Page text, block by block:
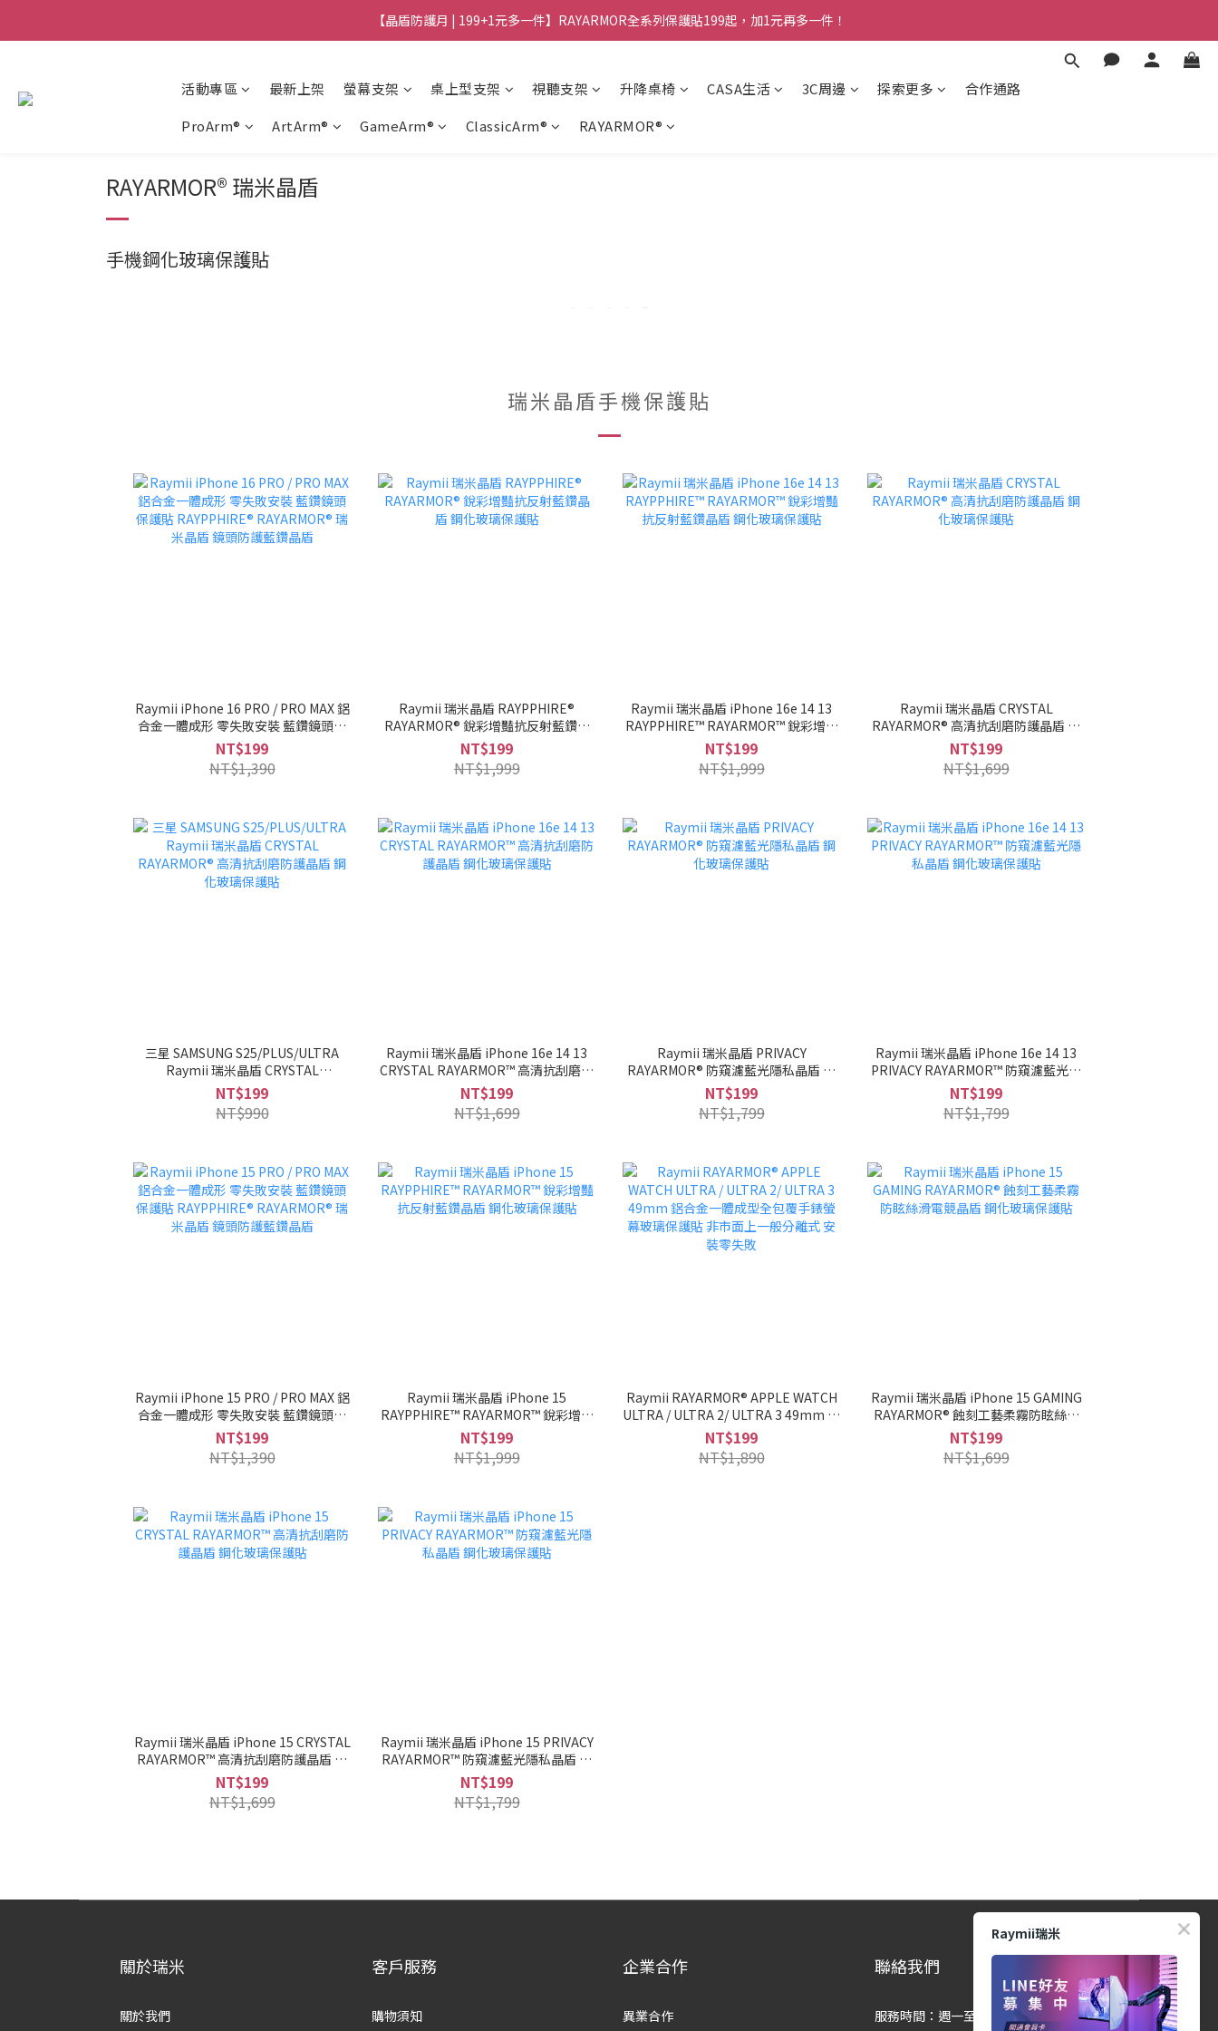
【晶盾防護月 | 199+1元多一件】RAYARMOR全系列保護貼199起，加1元再多一件！
活動專區 最新上架 螢幕支架 桌上型支架 視聽支架 升降桌椅 CASA生活 3C周邊 探索更多
合作通路
ProArm®
ArtArm® GameArm® ClassicArm® RAYARMOR®
RAYARMOR® 瑞米晶盾
手機鋼化玻璃保護貼
瑞米晶盾手機保護貼
Raymii iPhone 16 PRO / PRO MAX 鋁
合金一體成形 零失敗安裝 藍鑽鏡頭保
護貼 RAYPPHIRE® RAYARMOR® 瑞米
晶盾 鏡頭防護藍鑽晶盾
NT$199
NT$1,390
Raymii 瑞米晶盾 RAYPPHIRE®
RAYARMOR® 銳彩增豔抗反射藍鑽晶
盾 鋼化玻璃保護貼
NT$199
NT$1,999
Raymii 瑞米晶盾 iPhone 16e 14 13
RAYPPHIRE™ RAYARMOR™ 銳彩增豔
抗反射藍鑽晶盾 鋼化玻璃保護貼
NT$199
NT$1,999
Raymii 瑞米晶盾 CRYSTAL
RAYARMOR® 高清抗刮磨防護晶盾 鋼
化玻璃保護貼
NT$199
NT$1,699
三星 SAMSUNG S25/PLUS/ULTRA
Raymii 瑞米晶盾 CRYSTAL
RAYARMOR® 高清抗刮磨防護晶盾 鋼
化玻璃保護貼
NT$199
NT$990
Raymii 瑞米晶盾 iPhone 16e 14 13
CRYSTAL RAYARMOR™ 高清抗刮磨防
護晶盾 鋼化玻璃保護貼
NT$199
NT$1,699
Raymii 瑞米晶盾 PRIVACY
RAYARMOR® 防窺濾藍光隱私晶盾 鋼
化玻璃保護貼
NT$199
NT$1,799
Raymii 瑞米晶盾 iPhone 16e 14 13
PRIVACY RAYARMOR™ 防窺濾藍光隱
私晶盾 鋼化玻璃保護貼
NT$199
NT$1,799
Raymii iPhone 15 PRO / PRO MAX 鋁
合金一體成形 零失敗安裝 藍鑽鏡頭保
護貼 RAYPPHIRE® RAYARMOR® 瑞米
晶盾 鏡頭防護藍鑽晶盾
NT$199
NT$1,390
Raymii 瑞米晶盾 iPhone 15
RAYPPHIRE™ RAYARMOR™ 銳彩增豔
抗反射藍鑽晶盾 鋼化玻璃保護貼
NT$199
NT$1,999
Raymii RAYARMOR® APPLE WATCH
ULTRA / ULTRA 2/ ULTRA 3 49mm 鋁
合金一體成型全包覆手錶螢幕玻璃保護
貼 非市面上一般分離式 安裝零失敗
NT$199
NT$1,890
Raymii 瑞米晶盾 iPhone 15 GAMING
RAYARMOR® 蝕刻工藝柔霧防眩絲滑
電競晶盾 鋼化玻璃保護貼
NT$199
NT$1,699
Raymii 瑞米晶盾 iPhone 15 CRYSTAL
RAYARMOR™ 高清抗刮磨防護晶盾 鋼
化玻璃保護貼
NT$199
NT$1,699
Raymii 瑞米晶盾 iPhone 15 PRIVACY
RAYARMOR™ 防窺濾藍光隱私晶盾 鋼
化玻璃保護貼
NT$199
NT$1,799
關於瑞米
關於我們
客戶服務
購物須知
企業合作
異業合作
聯絡我們
服務時間：週一至週五 9:00-12:00、
Raymii瑞米